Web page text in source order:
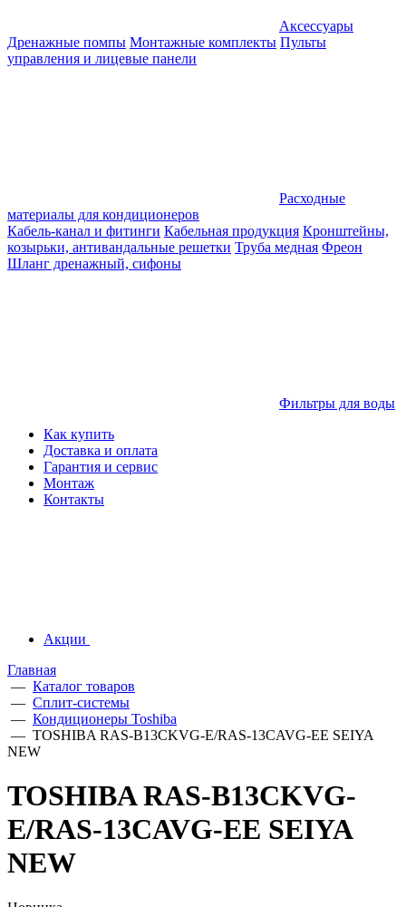
Аксессуары
Дренажные помпы Монтажные комплекты Пульты
управления и лицевые панели
Расходные
материалы для кондиционеров
Кабель-канал и фитинги Кабельная продукция Кронштейны,
козырьки, антивандальные решетки Труба медная Фреон
Шланг дренажный, сифоны
Фильтры для воды
Как купить
Доставка и оплата
Гарантия и сервис
Монтаж
Контакты
Акции
Главная
— Каталог товаров
— Сплит-системы
— Кондиционеры Toshiba
— TOSHIBA RAS-B13CKVG-E/RAS-13CAVG-EE SEIYA
NEW
TOSHIBA RAS-B13CKVG-
E/RAS-13CAVG-EE SEIYA
NEW